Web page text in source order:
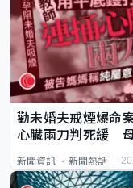
勸未婚夫戒煙爆命
心臟兩刀判死緩
新聞資訊 新聞熱話